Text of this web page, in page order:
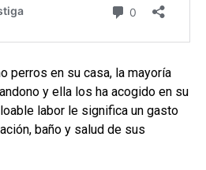
perros en su casa, la mayoría
y ella los ha acogido en su
labor le significa un gasto
baño y salud de sus